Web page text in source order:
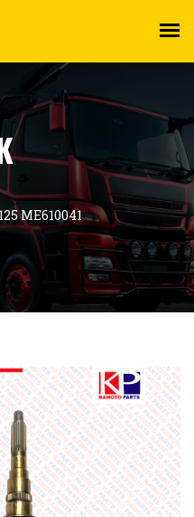
ME610041